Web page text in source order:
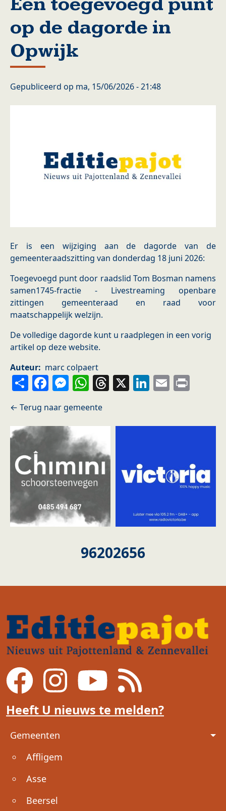
op de dagorde in
Opwijk
Gepubliceerd op ma, 15/06/2026 - 21:48
Er is een wijziging aan de dagorde van de
gemeenteraadszitting van donderdag 18 juni 2026:
Toegevoegd punt door raadslid Tom Bosman namens
samen1745-fractie - Livestreaming openbare
zittingen gemeenteraad en raad voor
maatschappelijk welzijn.
De volledige dagorde kunt u raadplegen in een vorig
artikel op deze website.
Auteur
marc colpaert
ShareFacebook
Messenger
WhatsApp
Threads
X LinkedIn
Email
96202656
Heeft U nieuws te melden?
Voet
Gemeenten
Affligem
Asse
Beersel